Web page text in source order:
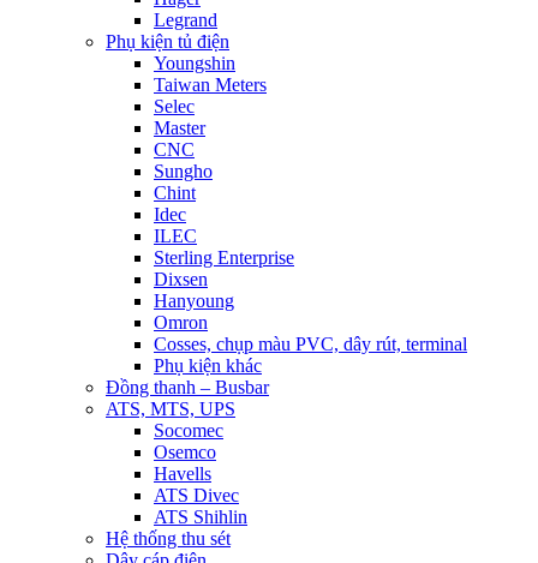
Legrand
Phụ kiện tủ điện
Youngshin
Taiwan Meters
Selec
Master
CNC
Sungho
Chint
Idec
ILEC
Sterling Enterprise
Dixsen
Hanyoung
Omron
Cosses, chụp màu PVC, dây rút, terminal
Phụ kiện khác
Đồng thanh – Busbar
ATS, MTS, UPS
Socomec
Osemco
Havells
ATS Divec
ATS Shihlin
Hệ thống thu sét